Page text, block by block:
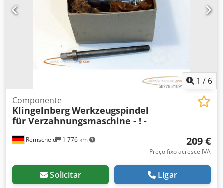
1 / 6
Remscheid 1 776 km
Componente
KlingelnbergWerkzeugspindel
für Verzahnungsmaschine - ! -
209 €
Preço fixo acresce IVA
Solicitar Ligar